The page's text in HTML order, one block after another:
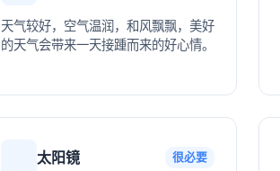
天气较好，空气温润，和风飘飘，美好
的天气会带来一天接踵而来的好心情。
太阳镜 很必要